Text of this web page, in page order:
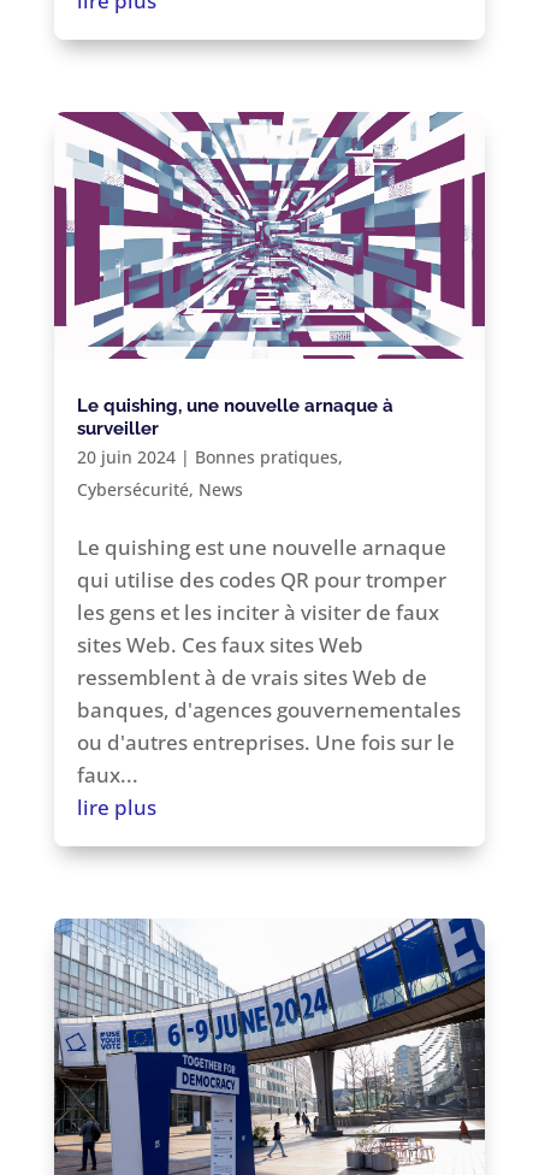
Le quishing, une nouvelle arnaque à
surveiller
20 juin 2024| Bonnes pratiques,
Cybersécurité, News
Le quishing est une nouvelle arnaque
qui utilise des codes QR pour tromper
les gens et les inciter à visiter de faux
sites Web. Ces faux sites Web
ressemblent à de vrais sites Web de
banques, d'agences gouvernementales
ou d'autres entreprises. Une fois sur le
faux...
lire plus